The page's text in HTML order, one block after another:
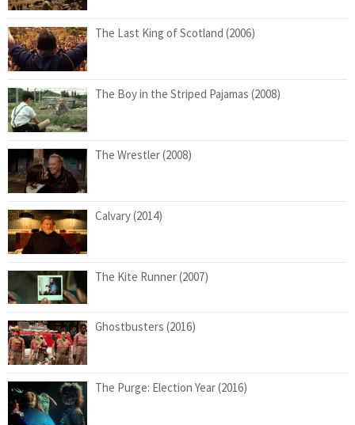
The Last King of Scotland (2006)
The Boy in the Striped Pajamas (2008)
The Wrestler (2008)
Calvary (2014)
The Kite Runner (2007)
Ghostbusters (2016)
The Purge: Election Year (2016)